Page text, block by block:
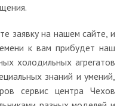
заявку на нашем сайте, и
к вам прибудет наш
холодильных агрегатов
знаний и умений,
сервис центра Чехов